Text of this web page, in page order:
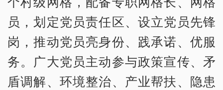
员，划定党员责任区、设立党员先锋
岗，推动党员亮身份、践承诺、优服
务。广大党员主动参与政策宣传、矛
盾调解、环境整治、产业帮扶、隐患